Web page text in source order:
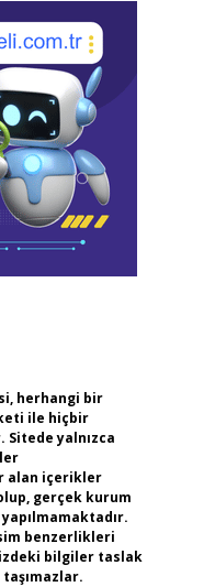
herhangi bir
ile hiçbir
Sitede yalnızca
alan içerikler
gerçek kurum
benzerlikleri
bilgiler taslak